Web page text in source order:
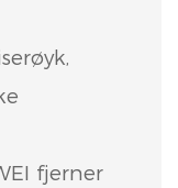
fjerner